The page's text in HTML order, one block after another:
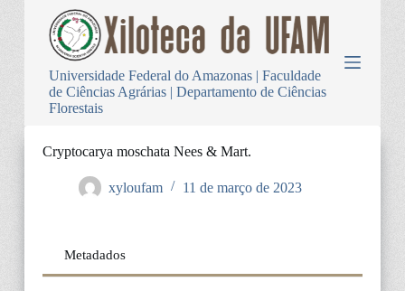
Universidade Federal do Amazonas | Faculdade
de Ciências Agrárias | Departamento de Ciências
Florestais
Cryptocarya moschata Nees & Mart.
xyloufam 11 de março de 2023
Metadados